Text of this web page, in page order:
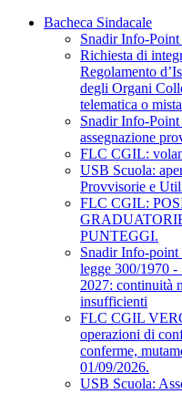
Bacheca Sindacale
Snadir Info-
Richiesta di
Regolamento
degli Organi
telematica o mista
Snadir Info-
assegnazione
FLC CGIL:
USB Scuola:
Provvisorie e
FLC CGIL:
PUNTEGGI.
Snadir Info-point
legge 300/1970
2027: continuità
insufficienti
FLC CGIL
operazioni di
conferme,
01/09/2026.
USB Scuola: